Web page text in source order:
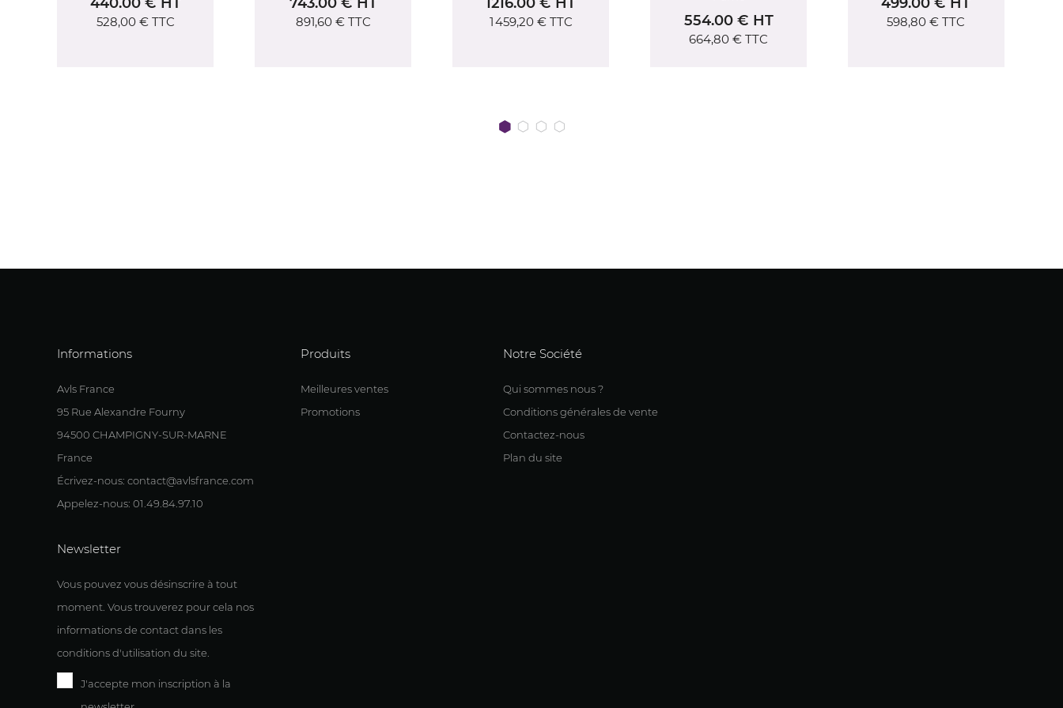
891,60 €TTC 1 459,20 €TTC 554.00 € HT 598,80 €TTC 4 725,91 €TTC
Informations
Avls France
95 Rue Alexandre Fourny
94500 CHAMPIGNY-SUR-MARNE
France
Écrivez-nous: contact@avlsfrance.com
Appelez-nous: 01.49.84.97.10
Newsletter
Vous pouvez vous désinscrire à tout
moment. Vous trouverez pour cela nos
informations de contact dans les
conditions d'utilisation du site.
J'accepte mon inscription à la
Produits
Meilleures ventes
Promotions
Notre Société
Qui sommes nous ?
Conditions générales de vente
Contactez-nous
Plan du site